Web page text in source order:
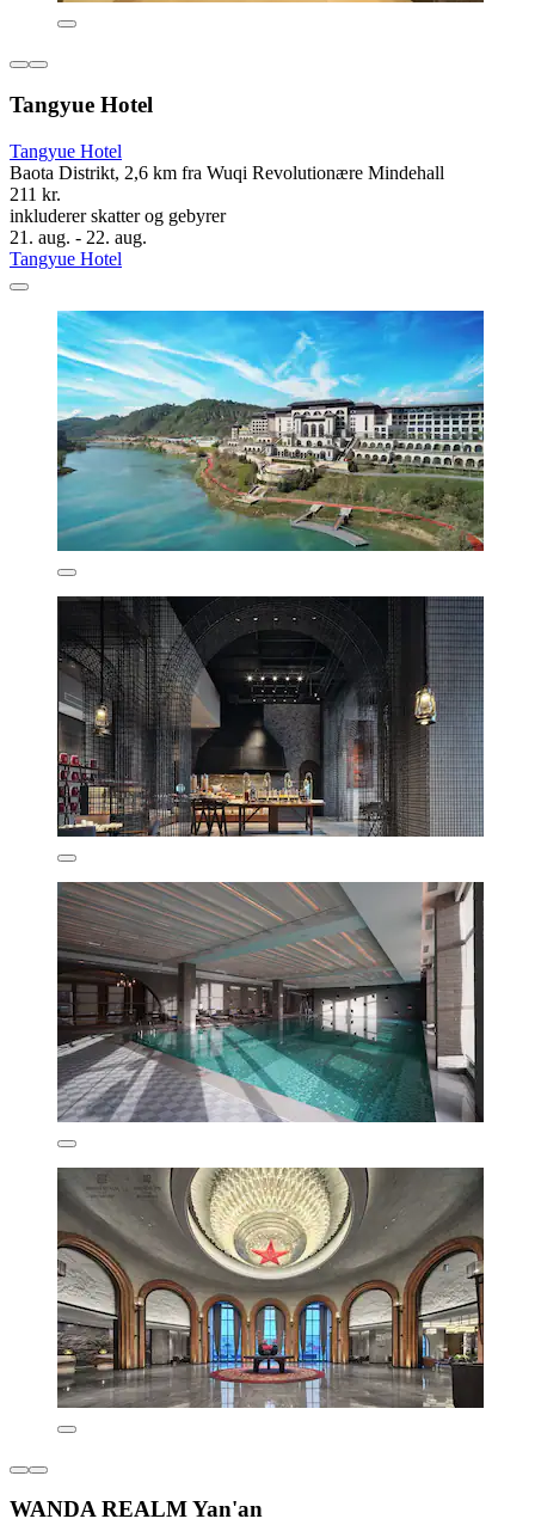
Tangyue Hotel
Tangyue Hotel
Baota Distrikt, 2,6 km fra Wuqi Revolutionære Mindehall
211 kr.
inkluderer skatter og gebyrer
21. aug. - 22. aug.
Tangyue Hotel
WANDA REALM Yan'an